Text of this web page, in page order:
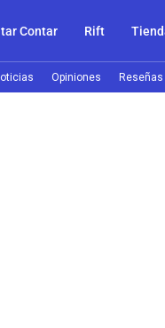
Contar Rift
Opiniones Reseñas